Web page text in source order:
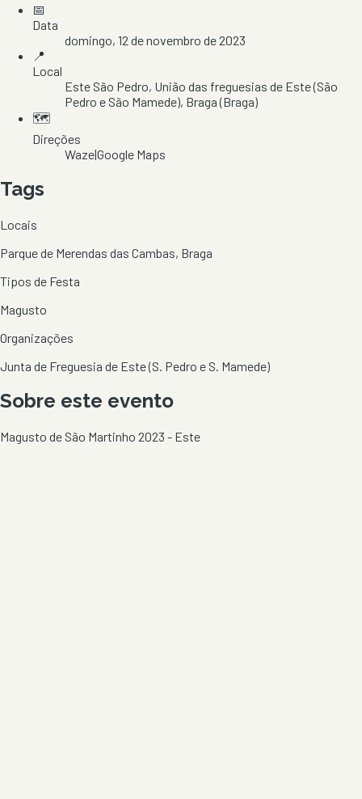
📅
Data
domingo, 12 de novembro de 2023
📍
Local
Este São Pedro, União das freguesias de Este (São
Pedro e São Mamede), Braga(Braga)
🗺️
Direções
Waze|Google Maps
Tags
Locais
Parque de Merendas das Cambas, Braga
Tipos de Festa
Magusto
Organizações
Junta de Freguesia de Este (S. Pedro e S. Mamede)
Sobre este evento
Magusto de São Martinho 2023 - Este